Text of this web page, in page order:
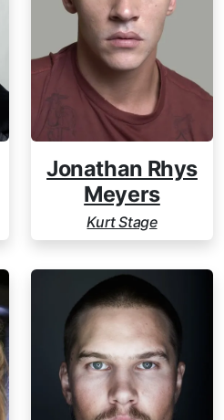
Jonathan Rhys
Meyers
Kurt Stage